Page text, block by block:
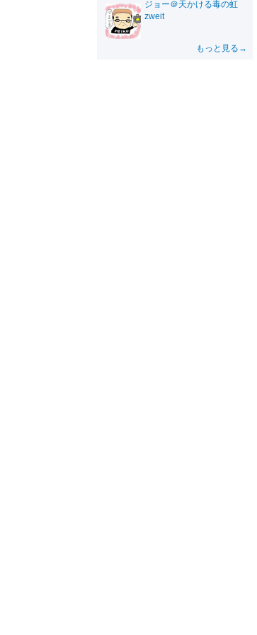
ジョー＠天かける毒の虹
zweit
もっと見る→